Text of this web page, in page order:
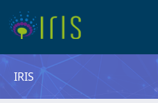
IRIS